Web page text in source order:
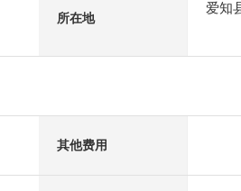
所在地
爱知
其他费用